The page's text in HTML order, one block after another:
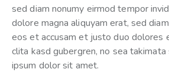
sed diam nonumy eirmod tempor
dolore magna aliquyam erat, sed
eos et accusam et justo duo dolores
clita kasd gubergren, no sea
ipsum dolor sit amet.